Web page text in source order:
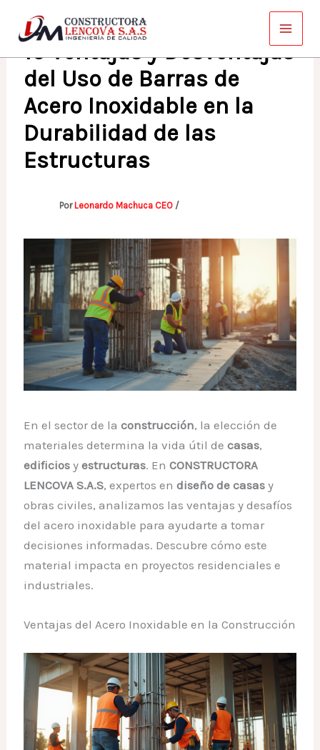
10 Ventajas y Desventajas
del Uso de Barras de
Acero Inoxidable en la
Durabilidad de las
Estructuras
Por Leonardo Machuca CEO /
En el sector de laconstrucción, la elección de
materiales determina la vida útil decasas,
edificios yestructuras. EnCONSTRUCTORA
LENCOVA S.A.S, expertos endiseño de casas y
obras civiles, analizamos las ventajas y desafíos
del acero inoxidable para ayudarte a tomar
decisiones informadas. Descubre cómo este
material impacta en proyectos residenciales e
industriales.
Ventajas del Acero Inoxidable en la Construcción